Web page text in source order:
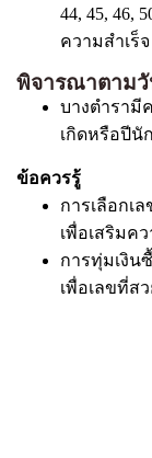
44, 45, 46,
ความสำเร็
พิจารณาตาม
บางตำรามี
เกิดหรือปีนั
ข้อควรรู้
การเลือกเ
เพื่อเสริมค
การทุ่มเงิน
เพื่อเลขที่ส